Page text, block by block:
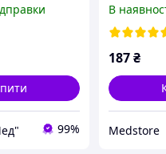
99%
(білий)
В
187₴
Medstore